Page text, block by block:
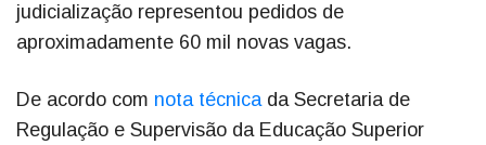
judicialização representou pedidos de
aproximadamente 60 mil novas vagas.
De acordo com nota técnicada Secretaria de
Regulação e Supervisão da Educação Superior